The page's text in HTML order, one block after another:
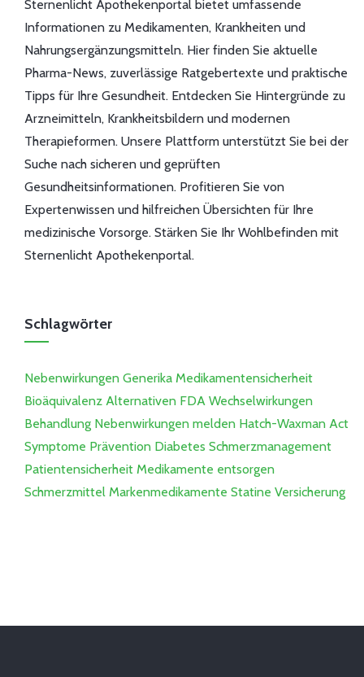
Sternenlicht Apothekenportal bietet umfassende
Informationen zu Medikamenten, Krankheiten und
Nahrungsergänzungsmitteln. Hier finden Sie aktuelle
Pharma-News, zuverlässige Ratgebertexte und praktische
Tipps für Ihre Gesundheit. Entdecken Sie Hintergründe zu
Arzneimitteln, Krankheitsbildern und modernen
Therapieformen. Unsere Plattform unterstützt Sie bei der
Suche nach sicheren und geprüften
Gesundheitsinformationen. Profitieren Sie von
Expertenwissen und hilfreichen Übersichten für Ihre
medizinische Vorsorge. Stärken Sie Ihr Wohlbefinden mit
Sternenlicht Apothekenportal.
Schlagwörter
Nebenwirkungen Generika Medikamentensicherheit
Bioäquivalenz Alternativen FDA Wechselwirkungen
Behandlung Nebenwirkungen melden Hatch-Waxman Act
Symptome Prävention Diabetes Schmerzmanagement
Patientensicherheit Medikamente entsorgen
Schmerzmittel Markenmedikamente Statine Versicherung